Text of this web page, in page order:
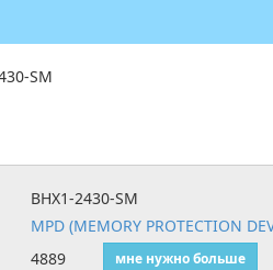
SM
BHX1-2430-SM
MPD (MEMORY PROTECTION
4889 мне нужно больше